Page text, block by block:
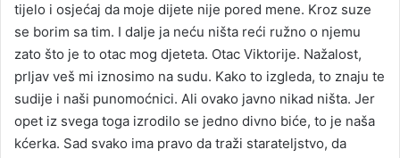
tijelo i osjećaj da moje dijete nije pored mene. Kroz suze
se borim sa tim. I dalje ja neću ništa reći ružno o njemu
zato što je to otac mog djeteta. Otac Viktorije. Nažalost,
prljav veš mi iznosimo na sudu. Kako to izgleda, to znaju te
sudije i naši punomoćnici. Ali ovako javno nikad ništa. Jer
opet iz svega toga izrodilo se jedno divno biće, to je naša
kćerka. Sad svako ima pravo da traži starateljstvo, da